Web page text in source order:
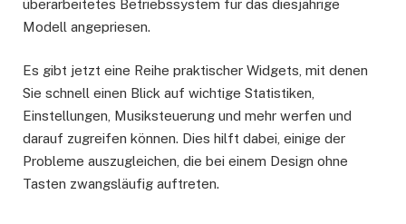
überarbeitetes Betriebssystem für das diesjährige
Modell angepriesen.
Es gibt jetzt eine Reihe praktischer Widgets, mit denen
Sie schnell einen Blick auf wichtige Statistiken,
Einstellungen, Musiksteuerung und mehr werfen und
darauf zugreifen können. Dies hilft dabei, einige der
Probleme auszugleichen, die bei einem Design ohne
Tasten zwangsläufig auftreten.